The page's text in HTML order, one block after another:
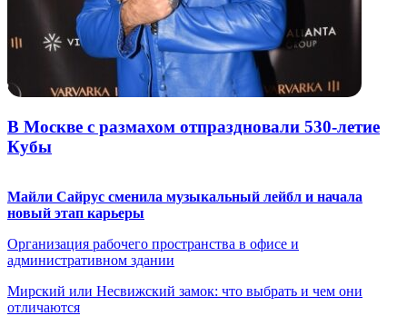
В Москве с размахом отпраздновали 530-летие
Кубы
Майли Сайрус сменила музыкальный лейбл и начала
новый этап карьеры
Организация рабочего пространства в офисе и
административном здании
Мирский или Несвижский замок: что выбрать и чем они
отличаются